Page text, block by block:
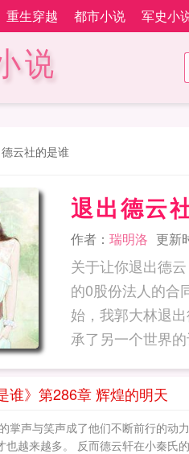
重生穿越 都市小说 军史小
说
云社的是谁
退出德云
作者： 瑞明洛 更新
关于让你退出德
的0股份法人的合
始，我郭大林退
承了另一个世界
爆全场
谁》第286章 辉煌的明天
掌声与笑声成了他们不断前行的
也越来越多。 反而德云轩在小秦氏